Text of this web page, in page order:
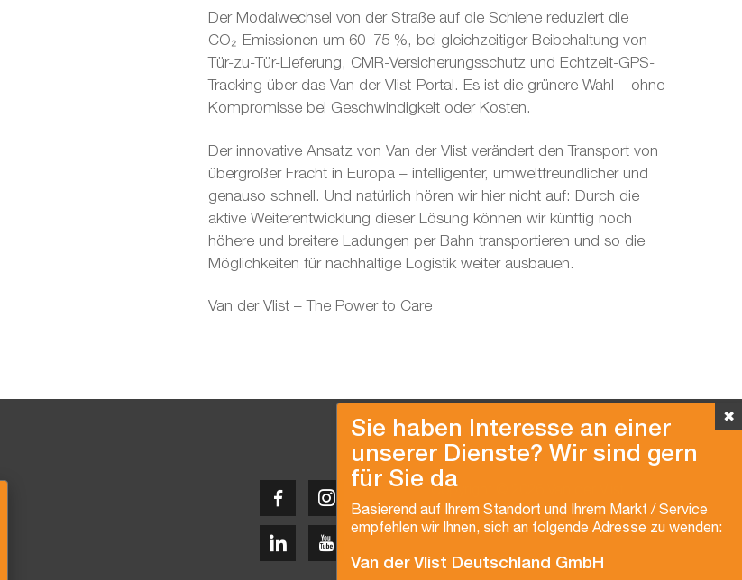
Der Modalwechsel von der Straße auf die Schiene reduziert die
CO₂-Emissionen um 60–75 %, bei gleichzeitiger Beibehaltung von
Tür-zu-Tür-Lieferung, CMR-Versicherungsschutz und Echtzeit-GPS-
Tracking über das Van der Vlist-Portal. Es ist die grünere Wahl – ohne
Kompromisse bei Geschwindigkeit oder Kosten.
Der innovative Ansatz von Van der Vlist verändert den Transport von
übergroßer Fracht in Europa – intelligenter, umweltfreundlicher und
genauso schnell. Und natürlich hören wir hier nicht auf: Durch die
aktive Weiterentwicklung dieser Lösung können wir künftig noch
höhere und breitere Ladungen per Bahn transportieren und so die
Möglichkeiten für nachhaltige Logistik weiter ausbauen.
Van der Vlist – The Power to Care
✖
Sie haben Interesse an einer
unserer Dienste? Wir sind gern
für Sie da
Basierend auf Ihrem Standort und Ihrem Markt / Service
empfehlen wir Ihnen, sich an folgende Adresse zu wenden:
Van der Vlist Deutschland GmbH